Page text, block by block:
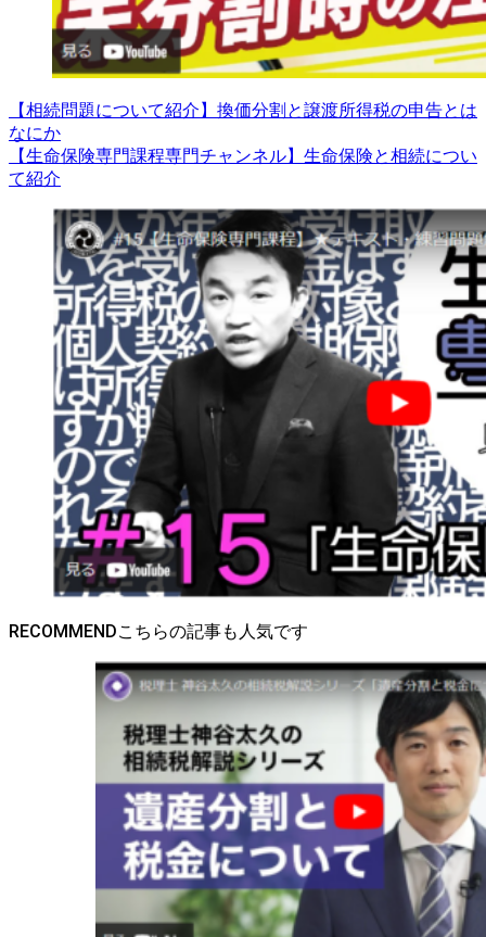
【相続問題について紹介】換価分割と譲渡所得税の申告とは
なにか
【生命保険専門課程専門チャンネル】生命保険と相続につい
て紹介
RECOMMEND